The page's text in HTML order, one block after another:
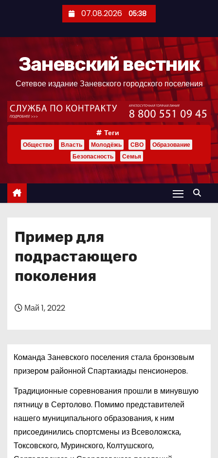
ж
07.08.2026 05:38
Заневский вестник
Сетевое издание Заневского городского поселения
Теги
Общество Власть Молодёжь СВО
Образование
Безопасность
Семья
Пример для
подрастающего
поколения
Май 1, 2022
Команда Заневского поселения стала бронзовым
призером районной Спартакиады пенсионеров.
Традиционные соревнования прошли в минувшую
пятницу в Сертолово. Помимо представителей
нашего муниципального образования, к ним
присоединились спортсмены из Всеволожска,
Токсовского, Муринского, Колтушского,